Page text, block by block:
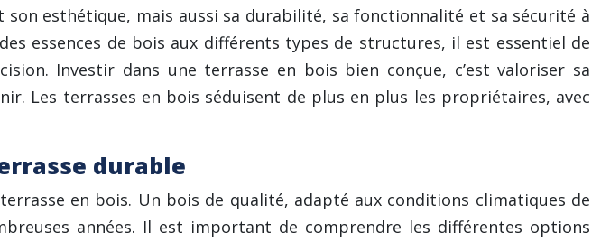
esthétique, mais aussi sa durabilité, sa fonctionnalité et sa sécurité à
essences de bois aux différents types de structures, il est essentiel de
Investir dans une terrasse en bois bien conçue, c’est valoriser sa
Les terrasses en bois séduisent de plus en plus les propriétaires, avec
durable
en bois. Un bois de qualité, adapté aux conditions climatiques de
années. Il est important de comprendre les différentes options